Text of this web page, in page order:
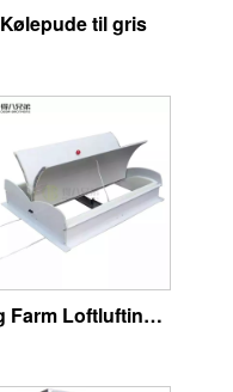
Kølepude til gris
Pig Farm Loftluftindtag